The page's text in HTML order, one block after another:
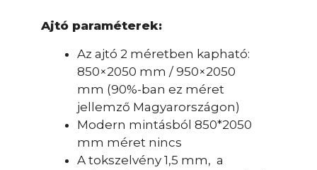
Ajtó paraméterek:
Az ajtó 2 méretben kapható:
850×2050 mm / 950×2050
mm (90%-ban ez méret
jellemző Magyarországon)
Modern mintásból 850*2050
mm méret nincs
A tokszelvény 1,5 mm, a